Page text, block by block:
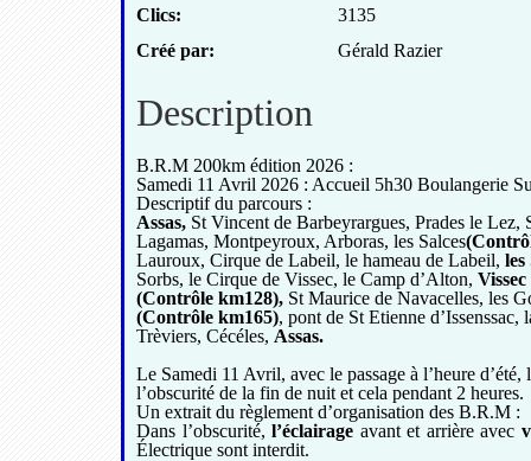
Clics:
3135
Créé par:
Gérald Razier
Description
B.R.M 200km édition 2026 :
Samedi 11 Avril 2026 : Accueil 5h30 Boulangerie
Descriptif du parcours :
Assas, St Vincent de Barbeyrargues, Prades le
Lagamas, Montpeyroux, Arboras, les Salces
Lauroux, Cirque de Labeil, le hameau de Labeil, les
Sorbs, le Cirque de Vissec, le Camp d’Alton,
(Contrôle km128), St Maurice de Navacelles, les
(Contrôle km165), pont de St Etienne
Trèviers, Cécéles, Assas.
Le Samedi 11 Avril, avec le passage à l’heure
l’obscurité de la fin de nuit et cela pendant 2 heures.
Un extrait du règlement d’organisation des B.R.M :
Dans l’obscurité,l’éclairage avant et arrière avec
Électrique sont interdit.